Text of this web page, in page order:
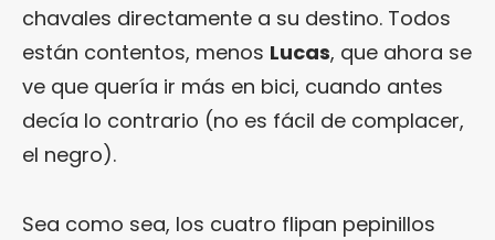
chavales directamente a su destino. Todos
están contentos, menos Lucas, que ahora se
ve que quería ir más en bici, cuando antes
decía lo contrario (no es fácil de complacer,
el negro).
Sea como sea, los cuatro flipan pepinillos